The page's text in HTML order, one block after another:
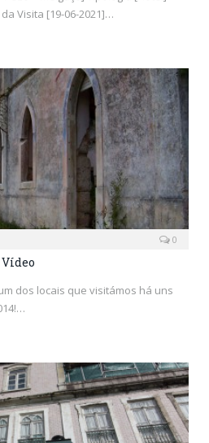
Visita [19-06-2021]…
0
dos locais que visitámos há uns